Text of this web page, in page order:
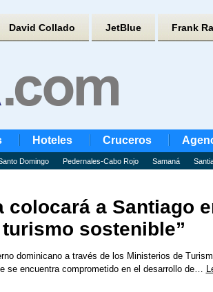
David Collado JetBlue Frank
Hoteles Cruceros
Domingo Pedernales-Cabo Rojo Samaná
colocará a Santiago
sostenible”
dominicano a través de los Ministerios de
se encuentra comprometido en el desarrollo de…